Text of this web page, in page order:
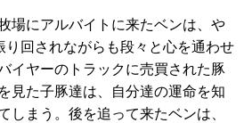
場にアルバイトに来たベンは、や
り回されながらも段々と心を通わせ
イヤーのトラックに売買された豚
見た子豚達は、自分達の運命を知
しまう。後を追って来たベンは、